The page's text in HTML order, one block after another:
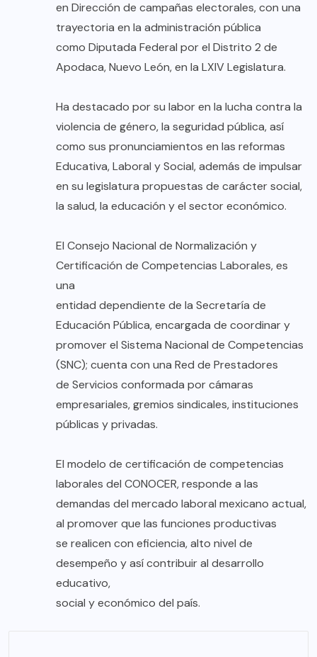
en Dirección de campañas electorales, con una
trayectoria en la administración pública
como Diputada Federal por el Distrito 2 de
Apodaca, Nuevo León, en la LXIV Legislatura.
Ha destacado por su labor en la lucha contra la
violencia de género, la seguridad pública, así
como sus pronunciamientos en las reformas
Educativa, Laboral y Social, además de impulsar
en su legislatura propuestas de carácter social,
la salud, la educación y el sector económico.
El Consejo Nacional de Normalización y
Certificación de Competencias Laborales, es
una
entidad dependiente de la Secretaría de
Educación Pública, encargada de coordinar y
promover el Sistema Nacional de Competencias
(SNC); cuenta con una Red de Prestadores
de Servicios conformada por cámaras
empresariales, gremios sindicales, instituciones
públicas y privadas.
El modelo de certificación de competencias
laborales del CONOCER, responde a las
demandas del mercado laboral mexicano actual,
al promover que las funciones productivas
se realicen con eficiencia, alto nivel de
desempeño y así contribuir al desarrollo
educativo,
social y económico del país.